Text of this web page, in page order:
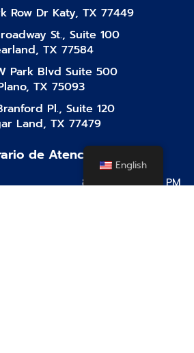
Row Dr Katy, TX 77449
St., Suite 100
TX 77584
Park Blvd Suite 500
TX 75093
Pl., Suite 120
Land, TX 77479
de Atención
8:00 AM - 10:00 PM
English